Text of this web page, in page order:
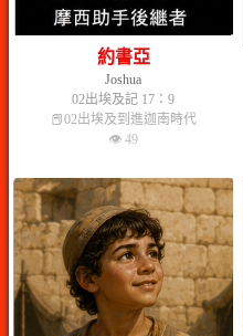
約書亞
Joshua
02出埃及記 17：9
📕02出埃及到進迦南時代
👁 49